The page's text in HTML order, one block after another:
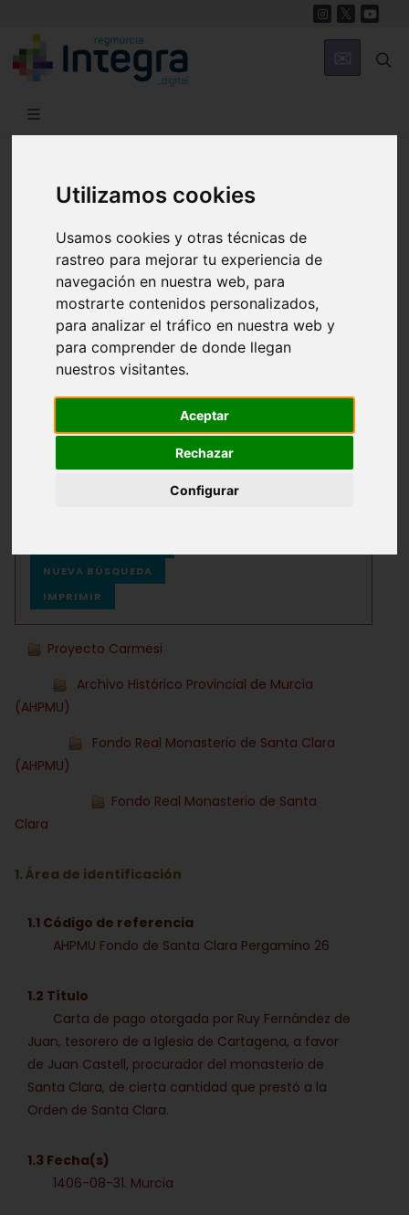
Utilizamos cookies
Usamos cookies y otras técnicas de
rastreo para mejorar tu experiencia de
navegación en nuestra web, para
mostrarte contenidos personalizados,
para analizar el tráfico en nuestra web y
para comprender de donde llegan
nuestros visitantes.
Aceptar
Rechazar
Configurar
Fondos documentales |Colecciones de fotografías
Hemeroteca|Cine doméstico
Búsqueda Sencilla
NUEVA BÚSQUEDA
IMPRIMIR
Proyecto Carmesi
Archivo Histórico Provincial de Murcia
(AHPMU)
Fondo Real Monasterio de Santa Clara
(AHPMU)
Fondo Real Monasterio de Santa
Clara
1. Área de identificación
1.1 Código de referencia
AHPMU Fondo de Santa Clara Pergamino 26
1.2 Título
Carta de pago otorgada por Ruy Fernández de
Juan, tesorero de a Iglesia de Cartagena, a favor
de Juan Castell, procurador del monasterio de
Santa Clara, de cierta cantidad que prestó a la
Orden de Santa Clara.
1.3 Fecha(s)
1406-08-31. Murcia